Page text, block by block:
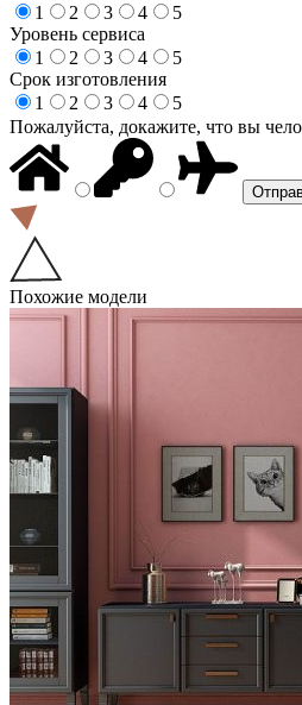
1
2 3 4
5
Уровень сервиса
1
2 3 4
5
Срок изготовления
1
2 3 4
5
Пожалуйста, докажите, что вы
Похожие модели